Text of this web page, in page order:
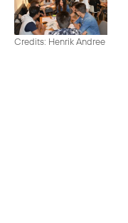
Credits: Henrik Andree